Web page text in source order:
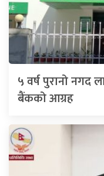
५ वर्ष पुरानो नगद
बैंकको आग्रह